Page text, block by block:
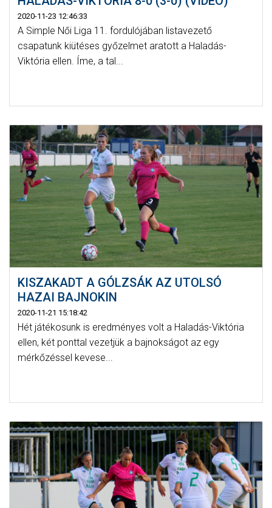
2020-11-23 12:46:33
A Simple Női Liga 11. fordulójában listavezető
csapatunk kiütéses győzelmet aratott a Haladás-
Viktória ellen. Íme, a tal...
KISZAKADT A GÓLZSÁK AZ UTOLSÓ
HAZAI BAJNOKIN
2020-11-21 15:18:42
Hét játékosunk is eredményes volt a Haladás-Viktória
ellen, két ponttal vezetjük a bajnokságot az egy
mérkőzéssel kevese...